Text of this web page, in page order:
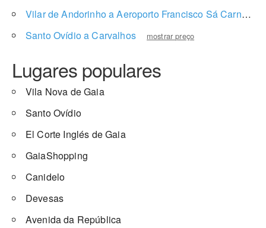
Vilar de Andorinho a Aeroporto Francisco Sá Carneiro
Santo Ovídio a Carvalhos
mostrar preço
Lugares populares
Vila Nova de Gaia
Santo Ovídio
El Corte Inglés de Gaia
GaiaShopping
Canidelo
Devesas
Avenida da República